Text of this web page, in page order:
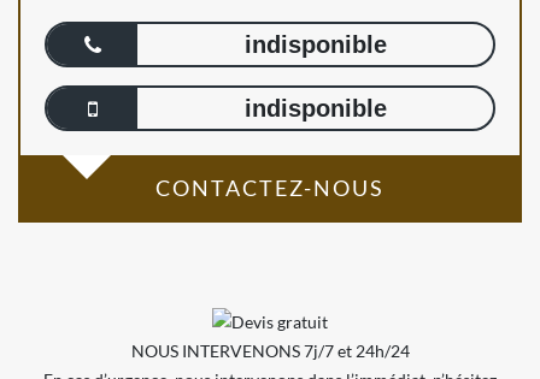
indisponible
indisponible
CONTACTEZ-NOUS
NOUS INTERVENONS 7j/7 et 24h/24